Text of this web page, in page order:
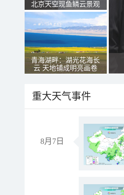
北京天空现鱼鳞云景观
青海湖畔：湖光花海长
云 天地铺成明亮画卷
重大天气事件
8月7日